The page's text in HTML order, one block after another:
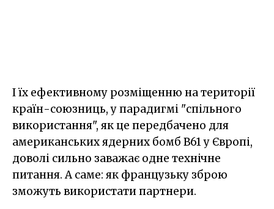
І їх ефективному розміщенню на території
країн-союзниць, у парадигмі "спільного
використання", як це передбачено для
американських ядерних бомб B61 у Європі,
доволі сильно заважає одне технічне
питання. А саме: як французьку зброю
зможуть використати партнери.